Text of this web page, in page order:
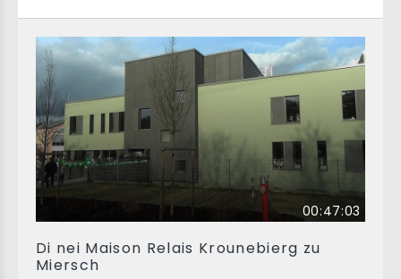
00:47:03
Di nei Maison Relais Krounebierg zu
Miersch